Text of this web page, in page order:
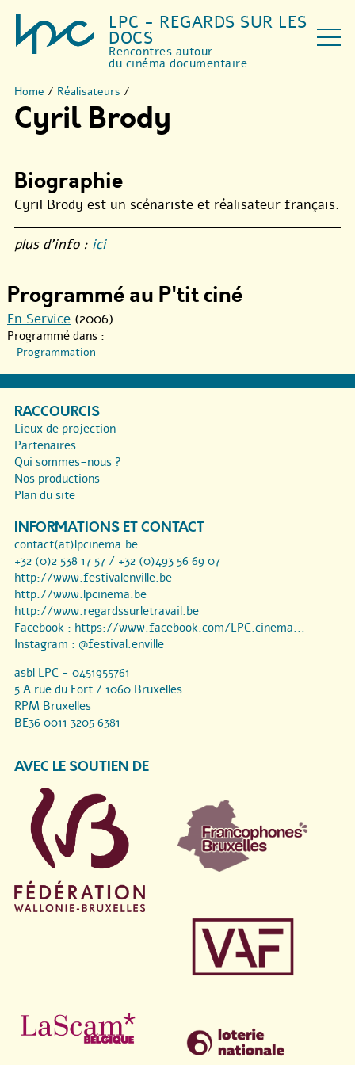
LPC - REGARDS SUR LES
DOCS
Rencontres autour
du cinéma documentaire
Home / Réalisateurs /
Cyril Brody
Biographie
Cyril Brody est un scénariste et réalisateur français.
plus d’info : ici
Programmé au P'tit ciné
En Service (2006)
Programmé dans :
- Programmation
RACCOURCIS
Lieux de projection
Partenaires
Qui sommes-nous ?
Nos productions
Plan du site
INFORMATIONS ET CONTACT
contact(at)lpcinema.be
+32 (0)2 538 17 57 / +32 (0)493 56 69 07
http://www.festivalenville.be
http://www.lpcinema.be
http://www.regardssurletravail.be
Facebook : https://www.facebook.com/LPC.cinema...
Instagram : @festival.enville
asbl LPC - 0451955761
5 A rue du Fort / 1060 Bruxelles
RPM Bruxelles
BE36 0011 3205 6381
AVEC LE SOUTIEN DE